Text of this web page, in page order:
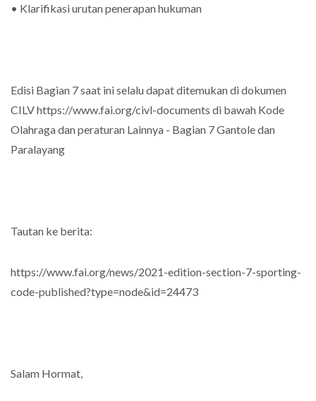
• Klarifikasi urutan penerapan hukuman
Edisi Bagian 7 saat ini selalu dapat ditemukan di dokumen
CILV https://www.fai.org/civl-documents di bawah Kode
Olahraga dan peraturan Lainnya - Bagian 7 Gantole dan
Paralayang
Tautan ke berita:
https://www.fai.org/news/2021-edition-section-7-sporting-
code-published?type=node&id=24473
Salam Hormat,